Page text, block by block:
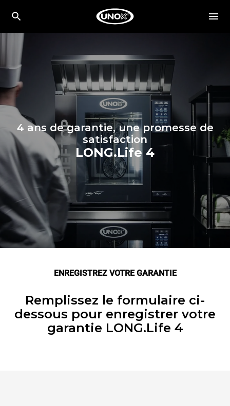
4 ans de garantie, une promesse de
satisfaction
LONG.Life 4
ENREGISTREZ VOTRE GARANTIE
Remplissez le formulaire ci-
dessous pour enregistrer votre
garantie LONG.Life 4